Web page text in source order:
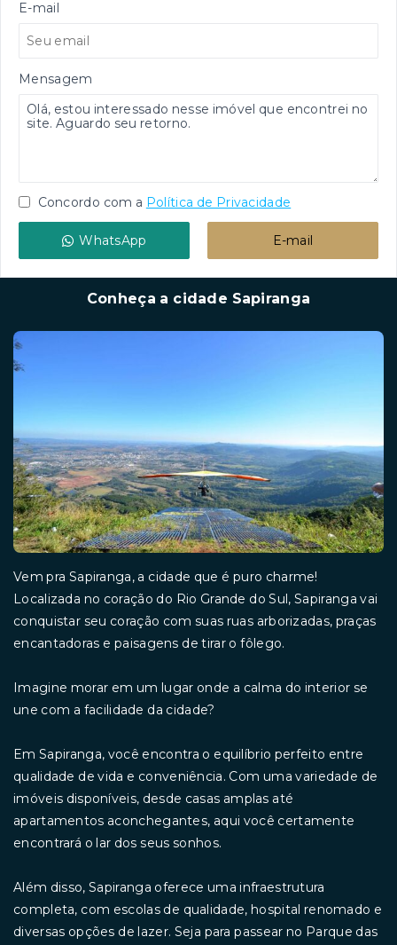
E-mail
Mensagem
Concordo com a Política de Privacidade
WhatsApp E-mail
Conheça a cidade Sapiranga
Vem pra Sapiranga, a cidade que é puro charme!
Localizada no coração do Rio Grande do Sul, Sapiranga vai
conquistar seu coração com suas ruas arborizadas, praças
encantadoras e paisagens de tirar o fôlego.
Imagine morar em um lugar onde a calma do interior se
une com a facilidade da cidade?
Em Sapiranga, você encontra o equilíbrio perfeito entre
qualidade de vida e conveniência. Com uma variedade de
imóveis disponíveis, desde casas amplas até
apartamentos aconchegantes, aqui você certamente
encontrará o lar dos seus sonhos.
Além disso, Sapiranga oferece uma infraestrutura
completa, com escolas de qualidade, hospital renomado e
diversas opções de lazer. Seja para passear no Parque das